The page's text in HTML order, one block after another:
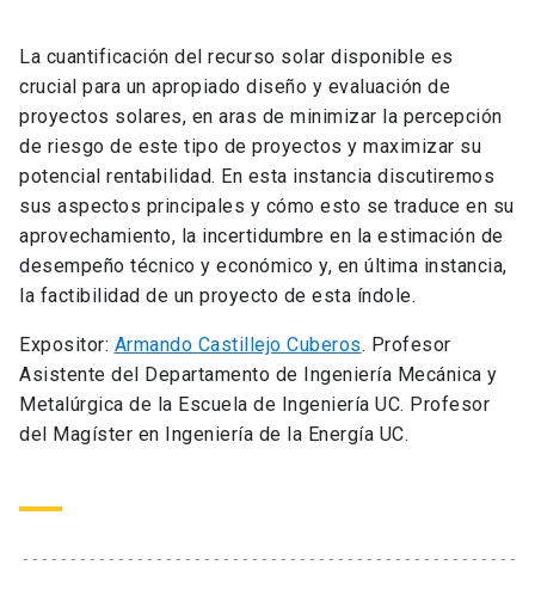
La cuantificación del recurso solar disponible es
crucial para un apropiado diseño y evaluación de
proyectos solares, en aras de minimizar la percepción
de riesgo de este tipo de proyectos y maximizar su
potencial rentabilidad. En esta instancia discutiremos
sus aspectos principales y cómo esto se traduce en su
aprovechamiento, la incertidumbre en la estimación de
desempeño técnico y económico y, en última instancia,
la factibilidad de un proyecto de esta índole.
Expositor: Armando Castillejo Cuberos. Profesor
Asistente del Departamento de Ingeniería Mecánica y
Metalúrgica de la Escuela de Ingeniería UC. Profesor
del Magíster en Ingeniería de la Energía UC.